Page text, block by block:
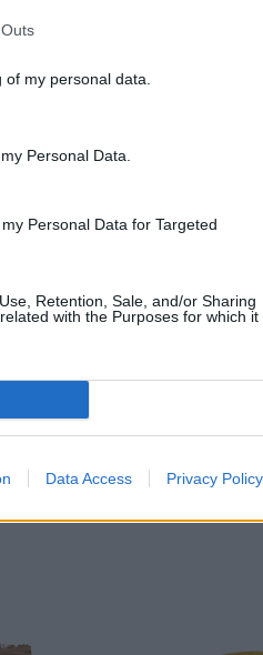
my personal data.
Personal Data.
Personal Data for Targeted
Retention, Sale, and/or Sharing
with the Purposes for which it
Data Access Privacy Policy
σε έναν από τους
το αποδεικτικό
τους.